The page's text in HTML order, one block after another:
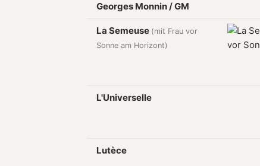
Georges Monnin / GM
La Semeuse (mit Frau vor
Sonne am Horizont)
L'Universelle
Lutèce